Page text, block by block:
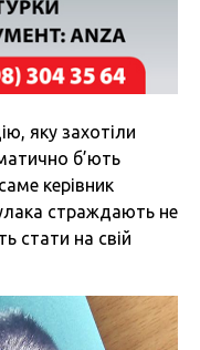
яку захотіли
б’ють
керівник
страждають не
стати на свій